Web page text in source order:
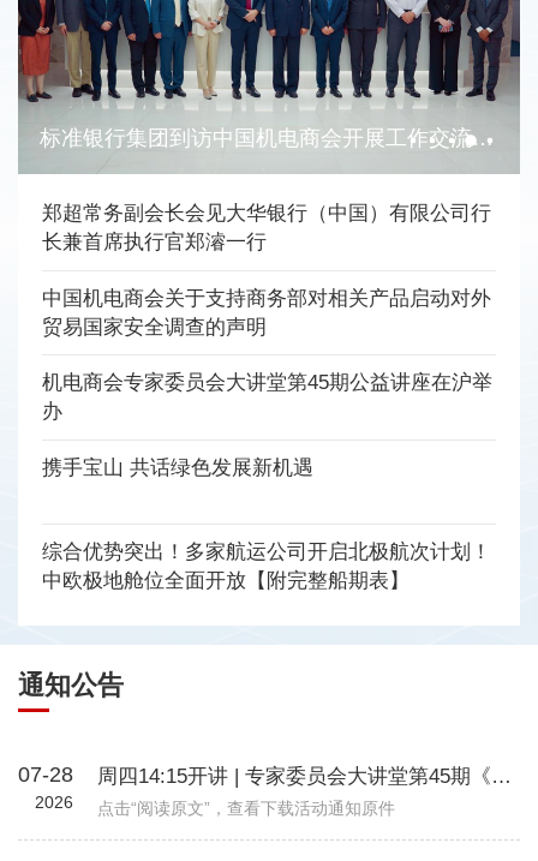
标准银行集团到访中国机电商会开展工作交流并签订谅解备忘录
郑超常务副会长会见大华银行（中国）有限公司行
长兼首席执行官郑濬一行
中国机电商会关于支持商务部对相关产品启动对外
贸易国家安全调查的声明
机电商会专家委员会大讲堂第45期公益讲座在沪举
办
携手宝山 共话绿色发展新机遇
综合优势突出！多家航运公司开启北极航次计划！
中欧极地舱位全面开放【附完整船期表】
通知公告
07-28
2026
周四14:15开讲 | 专家委员会大讲堂第45期《绿色贸易时代下的企业碳管理升级路径—从合规到竞争力》
点击“阅读原文”，查看下载活动通知原件